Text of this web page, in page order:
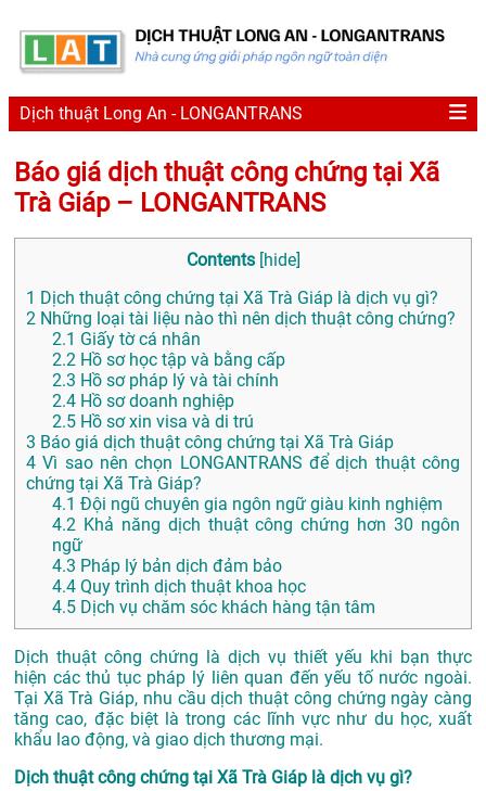
Dịch thuật Long An - LONGANTRANS
Báo giá dịch thuật công chứng tại Xã
Trà Giáp – LONGANTRANS
Contents [hide]
1 Dịch thuật công chứng tại Xã Trà Giáp là dịch vụ gì?
2 Những loại tài liệu nào thì nên dịch thuật công chứng?
2.1 Giấy tờ cá nhân
2.2 Hồ sơ học tập và bằng cấp
2.3 Hồ sơ pháp lý và tài chính
2.4 Hồ sơ doanh nghiệp
2.5 Hồ sơ xin visa và di trú
3 Báo giá dịch thuật công chứng tại Xã Trà Giáp
4 Vì sao nên chọn LONGANTRANS để dịch thuật công
chứng tại Xã Trà Giáp?
4.1 Đội ngũ chuyên gia ngôn ngữ giàu kinh nghiệm
4.2 Khả năng dịch thuật công chứng hơn 30 ngôn
ngữ
4.3 Pháp lý bản dịch đảm bảo
4.4 Quy trình dịch thuật khoa học
4.5 Dịch vụ chăm sóc khách hàng tận tâm
Dịch thuật công chứng là dịch vụ thiết yếu khi bạn thực
hiện các thủ tục pháp lý liên quan đến yếu tố nước ngoài.
Tại Xã Trà Giáp, nhu cầu dịch thuật công chứng ngày càng
tăng cao, đặc biệt là trong các lĩnh vực như du học, xuất
khẩu lao động, và giao dịch thương mại.
Dịch thuật công chứng tại Xã Trà Giáp là dịch vụ gì?